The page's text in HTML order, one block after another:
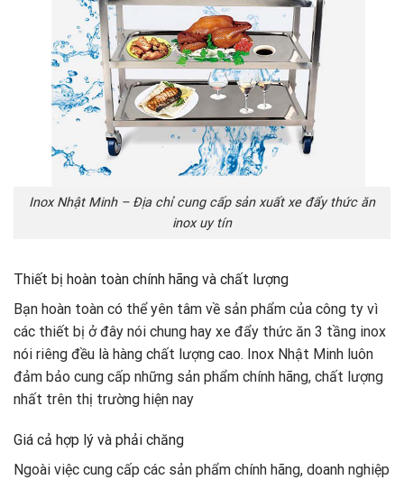
Inox Nhật Minh – Địa chỉ cung cấp sản xuất xe đẩy thức ăn
inox uy tín
Thiết bị hoàn toàn chính hãng và chất lượng
Bạn hoàn toàn có thể yên tâm về sản phẩm của công ty vì
các thiết bị ở đây nói chung hay xe đẩy thức ăn 3 tầng inox
nói riêng đều là hàng chất lượng cao. Inox Nhật Minh luôn
đảm bảo cung cấp những sản phẩm chính hãng, chất lượng
nhất trên thị trường hiện nay
Giá cả hợp lý và phải chăng
Ngoài việc cung cấp các sản phẩm chính hãng, doanh nghiệp